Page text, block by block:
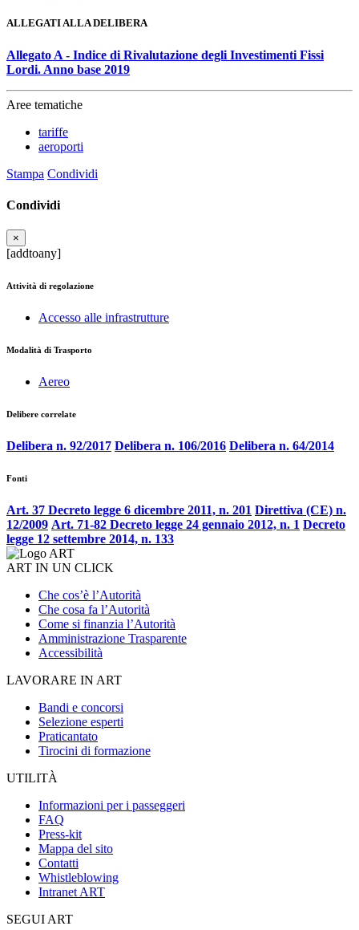
ALLEGATI ALLA DELIBERA
Allegato A - Indice di Rivalutazione degli Investimenti Fissi
Lordi. Anno base 2019
Aree tematiche
tariffe
aeroporti
Stampa Condividi
Condividi
×
[addtoany]
Attività di regolazione
Accesso alle infrastrutture
Modalità di Trasporto
Aereo
Delibere correlate
Delibera n. 92/2017 Delibera n. 106/2016 Delibera n. 64/2014
Fonti
Art. 37 Decreto legge 6 dicembre 2011, n. 201 Direttiva (CE) n.
12/2009 Art. 71-82 Decreto legge 24 gennaio 2012, n. 1 Decreto
legge 12 settembre 2014, n. 133
ART IN UN CLICK
Che cos’è l’Autorità
Che cosa fa l’Autorità
Come si finanzia l’Autorità
Amministrazione Trasparente
Accessibilità
LAVORARE IN ART
Bandi e concorsi
Selezione esperti
Praticantato
Tirocini di formazione
UTILITÀ
Informazioni per i passeggeri
FAQ
Press-kit
Mappa del sito
Contatti
Whistleblowing
Intranet ART
SEGUI ART